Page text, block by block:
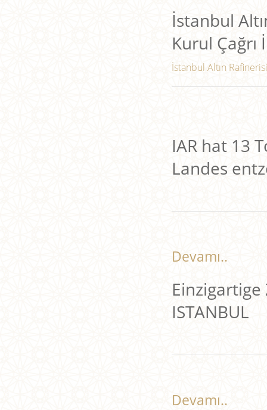
İstanbul
Kurul Çağrı
İstanbul Altın
IAR hat 13
Landes
Devamı..
ISTANBUL
Devamı..